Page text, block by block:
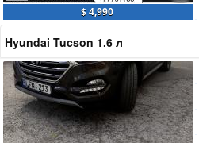
$ 4,990
Hyundai Tucson 1.6 л